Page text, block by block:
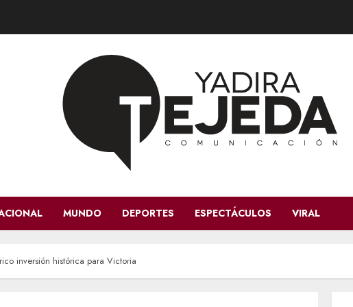
MUNDO DEPORTES ESPECTÁCULOS VIRAL
inversión histórica para Victoria